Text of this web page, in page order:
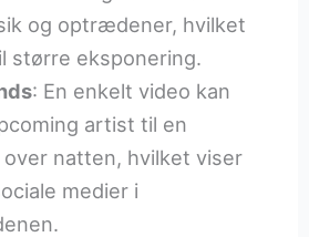
og optrædener, hvilket
større eksponering.
: En enkelt video kan
artist til en
natten, hvilket viser
medier i